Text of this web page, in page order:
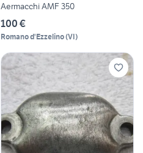
Aermacchi AMF 350
100 €
Romano d'Ezzelino(VI)